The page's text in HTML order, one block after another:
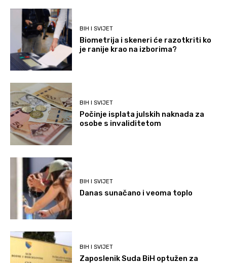
BIH I SVIJET
Biometrija i skeneri će razotkriti ko
je ranije krao na izborima?
BIH I SVIJET
Počinje isplata julskih naknada za
osobe s invaliditetom
BIH I SVIJET
Danas sunačano i veoma toplo
BIH I SVIJET
Zaposlenik Suda BiH optužen za